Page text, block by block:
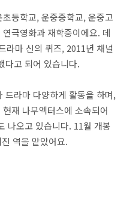
등학교, 운중중학교, 운중고
극영화과 재학중이에요. 데
라마 신의 퀴즈, 2011년 채널
다고 되어 있습니다.
드라마 다양하게 활동을 하며,
재 나무엑터스에 소속되어
나오고 있습니다. 11월 개봉
역을 맡았어요.